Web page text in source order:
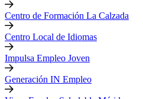
Centro de Formación La Calzada
Centro Local de Idiomas
Impulsa Empleo Joven
Generación IN Empleo